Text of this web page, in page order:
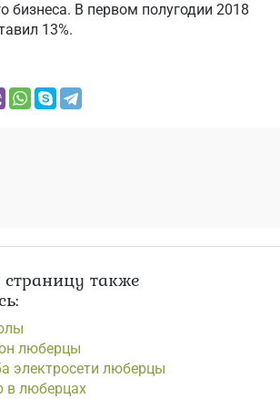
бизнеса. В первом полугодии 2018
13%.
также
люберцы
электросети люберцы
в люберцах